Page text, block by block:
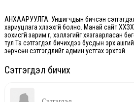
АНХААРУУЛГА: Уншигчдын бичсэн
хариуцлага хүлээхгүй болно. Манай сайт
зохисгүй зарим үг, хэллэгийг хязгаарласан
тул Та сэтгэгдэл бичихдээ бусдын эрх ашгийг
зөрчсөн сэтгэгдлийг админ устгах эрхтэй.
Сэтгэгдэл бичих